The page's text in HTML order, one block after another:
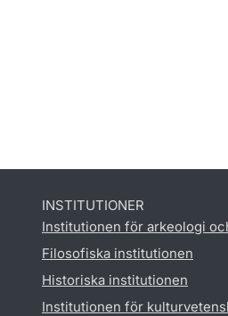
INSTITUTIONER
Institutionen för arkeologi
Filosofiska institutionen
Historiska institutionen
Institutionen för